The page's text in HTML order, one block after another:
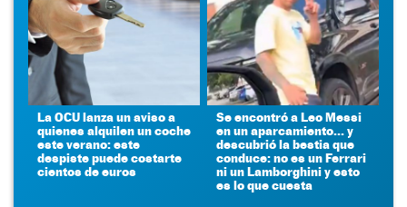
La OCU lanza un aviso a
quienes alquilen un coche
este verano: este
despiste puede costarte
cientos de euros
Se encontró a Leo Messi
en un aparcamiento... y
descubrió la bestia que
conduce: no es un Ferrari
ni un Lamborghini y esto
es lo que cuesta